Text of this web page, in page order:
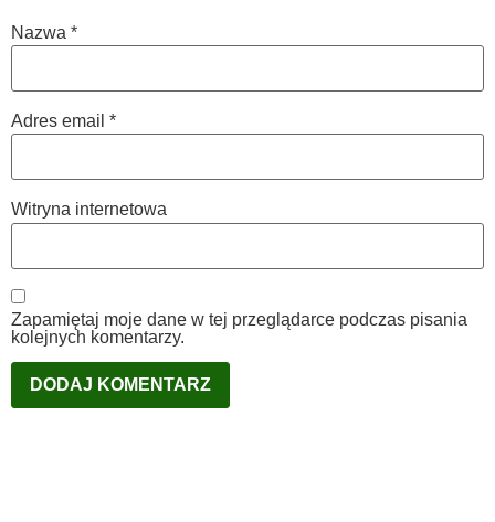
Nazwa *
Adres email *
Witryna internetowa
Zapamiętaj moje dane w tej przeglądarce podczas pisania
kolejnych komentarzy.